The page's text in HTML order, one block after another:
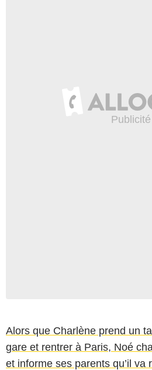
Alors que Charlène prend un
gare et rentrer à Paris, Noé
et informe ses parents qu’il va